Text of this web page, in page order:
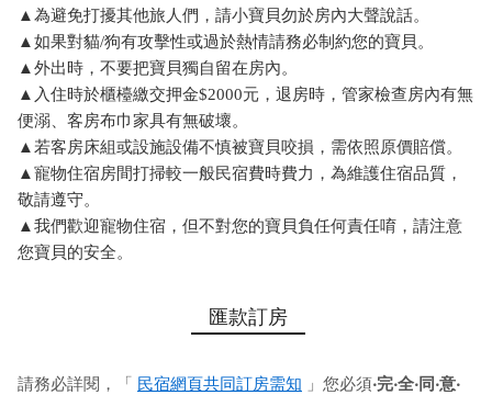
▲為避免打擾其他旅人們，請小寶貝勿於房內大聲說話。
▲如果對貓/狗有攻擊性或過於熱情請務必制約您的寶貝。
▲外出時，不要把寶貝獨自留在房內。
▲入住時於櫃檯繳交押金$2000元，退房時，管家檢查房內有無
便溺、客房布巾家具有無破壞。
▲若客房床組或設施設備不慎被寶貝咬損，需依照原價賠償。
▲寵物住宿房間打掃較一般民宿費時費力，為維護住宿品質，
敬請遵守。
▲我們歡迎寵物住宿，但不對您的寶貝負任何責任唷，請注意
您寶貝的安全。
匯款訂房
請務必詳閱，「 民宿網頁共同訂房需知 」您必須‧完‧全‧同‧意‧